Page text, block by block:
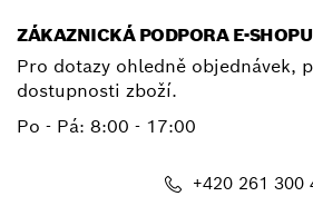
ZÁKAZNICKÁ PODPORA E-SHOPU
Pro dotazy ohledně objednávek,
dostupnosti zboží.
Po - Pá: 8:00 - 17:00
+420 261 300